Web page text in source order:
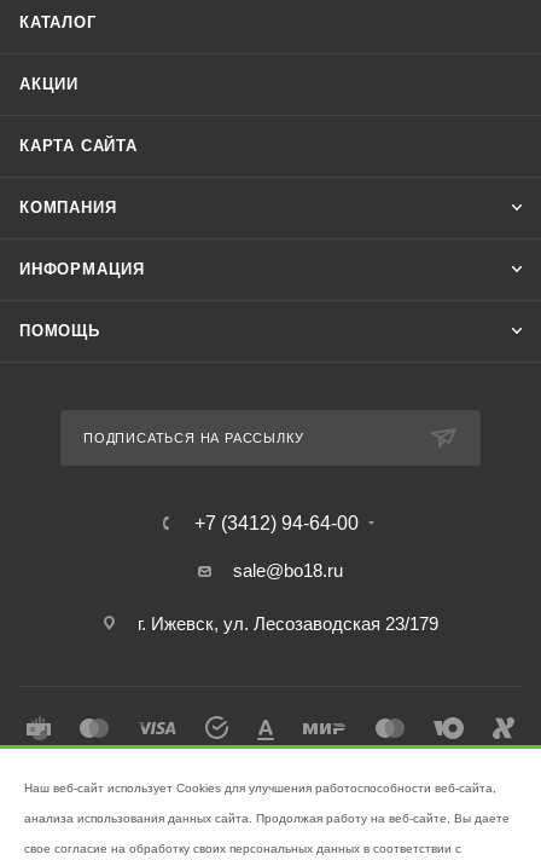
КАТАЛОГ
АКЦИИ
КАРТА САЙТА
КОМПАНИЯ
ИНФОРМАЦИЯ
ПОМОЩЬ
ПОДПИСАТЬСЯ НА РАССЫЛКУ
+7 (3412) 94-64-00
sale@bo18.ru
г. Ижевск, ул. Лесозаводская 23/179
поддержании чистоты!
Наш веб-сайт использует Cookies для улучшения работоспособности веб-сайта,
анализа использования данных сайта. Продолжая работу на веб-сайте, Вы даете
свое согласие на обработку своих персональных данных в соответствии с